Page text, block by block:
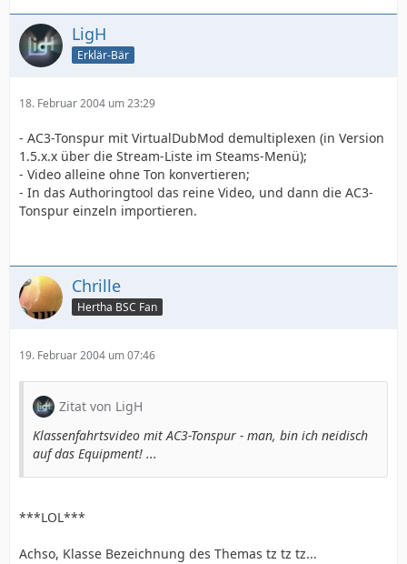
LigH
Erklär-Bär
18. Februar 2004 um 23:29
- AC3-Tonspur mit VirtualDubMod demultiplexen (in Version
1.5.x.x über die Stream-Liste im Steams-Menü);
- Video alleine ohne Ton konvertieren;
- In das Authoringtool das reine Video, und dann die AC3-
Tonspur einzeln importieren.
Chrille
Hertha BSC Fan
19. Februar 2004 um 07:46
Zitat von LigH
Klassenfahrtsvideo mit AC3-Tonspur - man, bin ich neidisch
auf das Equipment! ...
***LOL***
Achso, Klasse Bezeichnung des Themas tz tz tz...